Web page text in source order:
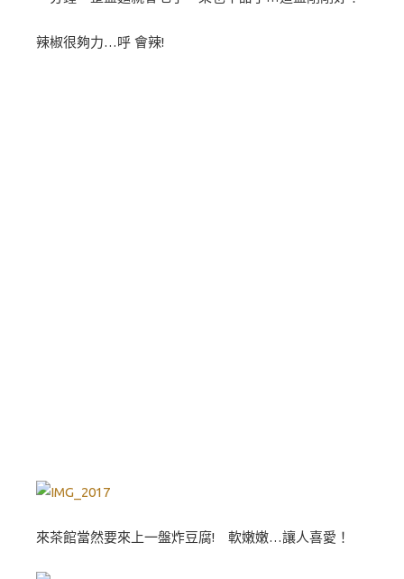
辣椒很夠力…呼 會辣!
來茶館當然要來上一盤炸豆腐! 軟嫩嫩…讓人喜愛！